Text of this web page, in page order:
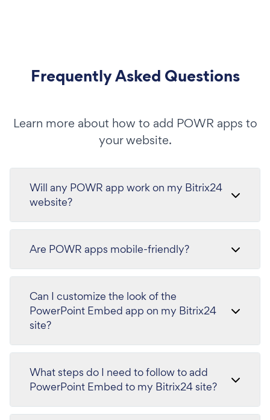
Frequently Asked Questions
Learn more about how to add POWR apps to
your website.
Will any POWR app work on my Bitrix24
website?
Are POWR apps mobile-friendly?
Can I customize the look of the
PowerPoint Embed app on my Bitrix24
site?
What steps do I need to follow to add
PowerPoint Embed to my Bitrix24 site?